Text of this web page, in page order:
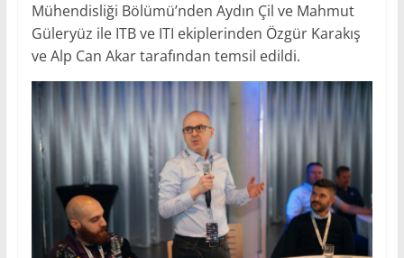
Mühendisliği Bölümü’nden Aydın Çil ve Mahmut
Güleryüz ile ITB ve ITI ekiplerinden Özgür Karakış
ve Alp Can Akar tarafından temsil edildi.